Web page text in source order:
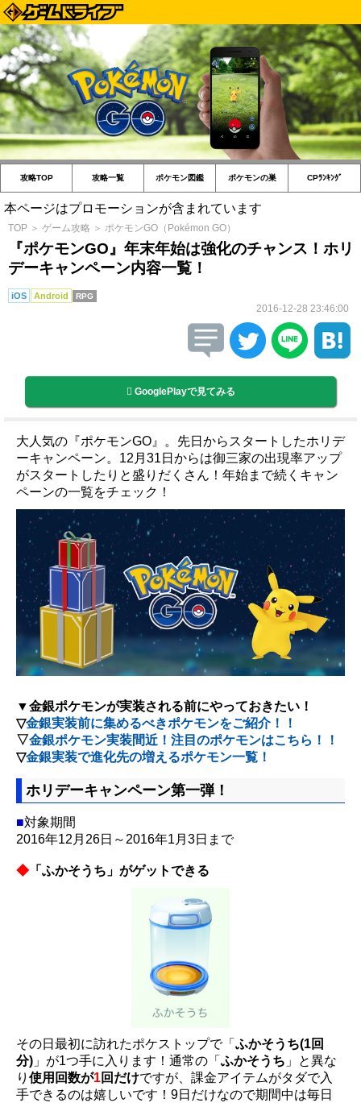
攻略TOP 攻略一覧 ポケモン図鑑 ポケモンの巣 CPﾗﾝｷﾝｸﾞ
本ページはプロモーションが含まれています
TOP ＞ ゲーム攻略 ＞ ポケモンGO（Pokémon GO）
『ポケモンGO』年末年始は強化のチャンス！ホリ
デーキャンペーン内容一覧！
iOS Android RPG
2016-12-28 23:46:00
GooglePlayで見てみる
大人気の『ポケモンGO』。先日からスタートしたホリデ
ーキャンペーン。12月31日からは御三家の出現率アップ
がスタートしたりと盛りだくさん！年始まで続くキャン
ペーンの一覧をチェック！
▼金銀ポケモンが実装される前にやっておきたい！
▽金銀実装前に集めるべきポケモンをご紹介！！
▽金銀ポケモン実装間近！注目のポケモンはこちら！！
▽金銀実装で進化先の増えるポケモン一覧！
ホリデーキャンペーン第一弾！
■対象期間
2016年12月26日～2016年1月3日まで
◆ 「ふかそうち」がゲットできる
その日最初に訪れたポケストップで「 ふかそうち(1回
分) 」が1つ手に入ります！通常の「 ふかそうち 」と異な
り 使用回数が1回だけですが、課金アイテムがタダで入
手できるのは嬉しいです！9日だけなので期間中は毎日